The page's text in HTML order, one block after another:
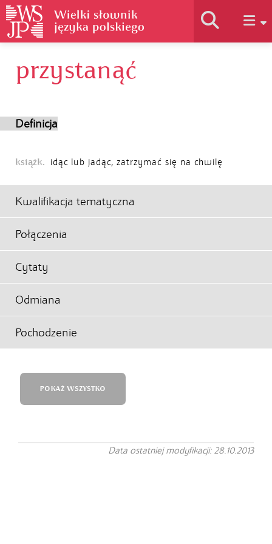
Historia słownika
przystanąć
Definicja
książk. idąc lub jadąc, zatrzymać się na chwilę
Kwalifikacja tematyczna
Połączenia
Cytaty
Odmiana
Pochodzenie
POKAŻ WSZYSTKO
Data ostatniej modyfikacji: 28.10.2013